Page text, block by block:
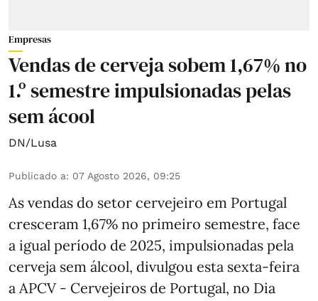
Empresas
Vendas de cerveja sobem 1,67% no
1.º semestre impulsionadas pelas
sem ácool
DN/Lusa
Publicado a: 07 Agosto 2026, 09:25
As vendas do setor cervejeiro em Portugal
cresceram 1,67% no primeiro semestre, face
a igual período de 2025, impulsionadas pela
cerveja sem álcool, divulgou esta sexta-feira
a APCV - Cervejeiros de Portugal, no Dia